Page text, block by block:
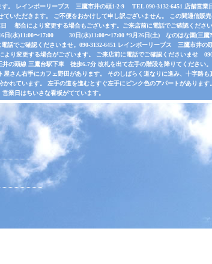
。 レインボーリーブス 三鷹市井の頭1-2-9 TEL 090-3132-6451 店舗営業
ただきます。 ご不便をおかけして申し訳ございません。 この間通信販
都合により変更する場合もございます。ご来店前に電話でご確認くださ
)11:00〜17:00 30日(水)11:00〜17:00 *9月26日(土) なのはな園(三鷹
でご確認くださいませ。090-3132-6451 レインボーリーブス 三鷹市井の
り変更する場合がございます。 ご来店前に電話でご確認くださいませ
の頭線 三鷹台駅下車 徒歩6.7分 改札を出て左手の階段を降りてください
さん右手にカフェ野田があります。 そのしばらく道なりに進み、十字路も
れています。 左手の道を進むとすぐ左手にピンク色のアパートがあります
業日はちいさな看板がてています。